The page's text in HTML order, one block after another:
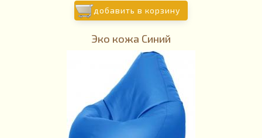
добавить в корзину
Эко кожа Синий